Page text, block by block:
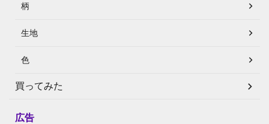
柄
生地
色
買ってみた
広告